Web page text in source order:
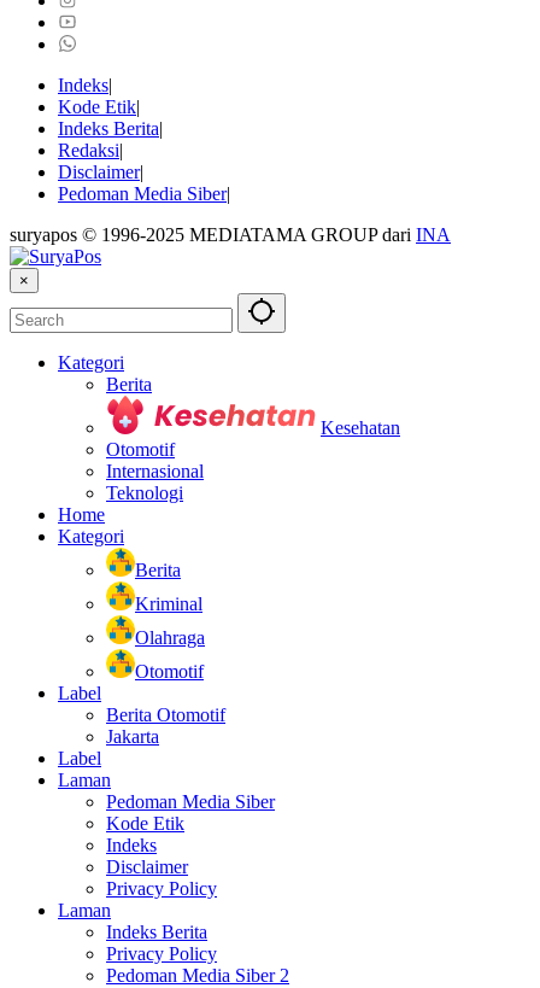
Indeks
Kode Etik
Indeks Berita
Redaksi
Disclaimer
Pedoman Media Siber
suryapos © 1996-2025 MEDIATAMA GROUP dari INA
×
Kategori
Berita
Kesehatan
Otomotif
Internasional
Teknologi
Home
Kategori
Berita
Kriminal
Olahraga
Otomotif
Label
Berita Otomotif
Jakarta
Label
Laman
Pedoman Media Siber
Kode Etik
Indeks
Disclaimer
Privacy Policy
Laman
Indeks Berita
Privacy Policy
Pedoman Media Siber 2